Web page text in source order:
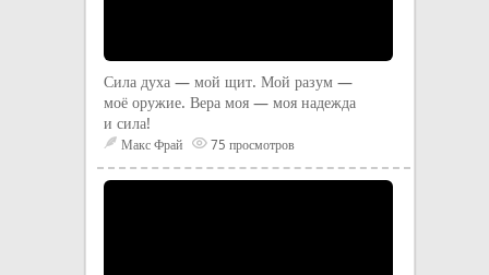
Сила духа — мой щит. Мой разум —
моё оружие. Вера моя — моя надежда
и сила!
Макс Фрай 75 просмотров